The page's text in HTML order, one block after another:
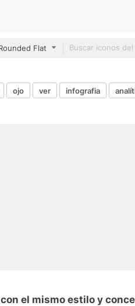
Flat
ojo ver infografia
el mismo estilo y